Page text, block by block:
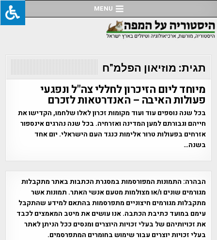
to
content
MENU
תגית: מוזיאון הפלמ"ח
מיוחד ליום הזיכרון לחללי צה"ל ונפגעי
פעולות האיבה – האנדרטאות לזכרם
בכל שנה נוספים עוד ועוד מקומות זכרון לאלו שלחמו, הקדישו את
חייהם וגבורתם למען המדינה ואזרחיה. בכל שנה נהרגים אינספור
אזרחים בפעולות טרור אלימות כנגד העם הישראלי. יום אחד
בשנה…
הבהרה: התמונות המפורסמות במסגרת הכתבות באתר מתקבלות
מגורמים שונים ו/או מצולמות מטעם אנשי האתר. תמונות אשר
מתקבלות מגורמים חיצוניים מתפרסמות בהתאם למידע שהתקבל
עימם במועד כתיבת הכתבה. אנו עושים את מיטב המאמצים לכבד
את זכויותיהם של בעלי זכויות היוצרים ומנסים ככל הניתן לאתר
בעלי זכויות יוצרים עבור שימוש בחומרים המתפרסמים.